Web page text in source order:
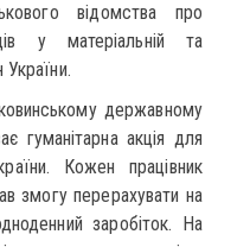
відомства про
у матеріальній та
державному
гуманітарна акція для
Кожен працівник
змогу перерахувати на
заробіток. На